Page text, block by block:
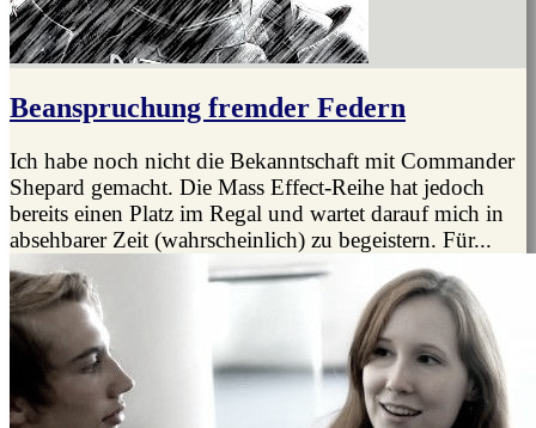
Beanspruchung fremder Federn
Ich habe noch nicht die Bekanntschaft mit Commander
Shepard gemacht. Die Mass Effect-Reihe hat jedoch
bereits einen Platz im Regal und wartet darauf mich in
absehbarer Zeit (wahrscheinlich) zu begeistern. Für...